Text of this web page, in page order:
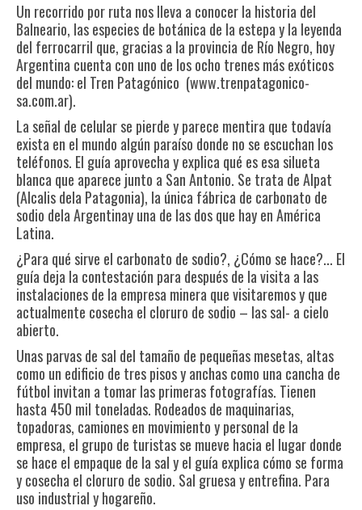
Un recorrido por ruta nos lleva a conocer la historia del
Balneario, las especies de botánica de la estepa y la leyenda
del ferrocarril que, gracias a la provincia de Río Negro, hoy
Argentina cuenta con uno de los ocho trenes más exóticos
del mundo: el Tren Patagónico (www.trenpatagonico-
sa.com.ar).
La señal de celular se pierde y parece mentira que todavía
exista en el mundo algún paraíso donde no se escuchan los
teléfonos. El guía aprovecha y explica qué es esa silueta
blanca que aparece junto a San Antonio. Se trata de Alpat
(Alcalis dela Patagonia), la única fábrica de carbonato de
sodio dela Argentinay una de las dos que hay en América
Latina.
¿Para qué sirve el carbonato de sodio?, ¿Cómo se hace?... El
guía deja la contestación para después de la visita a las
instalaciones de la empresa minera que visitaremos y que
actualmente cosecha el cloruro de sodio – las sal- a cielo
abierto.
Unas parvas de sal del tamaño de pequeñas mesetas, altas
como un edificio de tres pisos y anchas como una cancha de
fútbol invitan a tomar las primeras fotografías. Tienen
hasta 450 mil toneladas. Rodeados de maquinarias,
topadoras, camiones en movimiento y personal de la
empresa, el grupo de turistas se mueve hacia el lugar donde
se hace el empaque de la sal y el guía explica cómo se forma
y cosecha el cloruro de sodio. Sal gruesa y entrefina. Para
uso industrial y hogareño.